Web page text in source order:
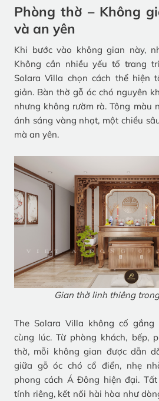
Phòng thờ – Không
và an yên
Khi bước vào không gian này,
Không cần nhiều yếu tố trang
Solara Villa chọn cách thể hiện
giản. Bàn thờ gỗ óc chó nguyên
nhưng không rườm rà. Tông màu
ánh sáng vàng nhạt, một chiều
mà an yên.
Gian thờ linh thiêng
The Solara Villa không cố gắng
cùng lúc. Từ phòng khách, bếp,
thờ, mỗi không gian được dẫn
giữa gỗ óc chó cổ điển, nhẹ
phong cách Á Đông hiện đại.
tính riêng, kết nối hài hòa như